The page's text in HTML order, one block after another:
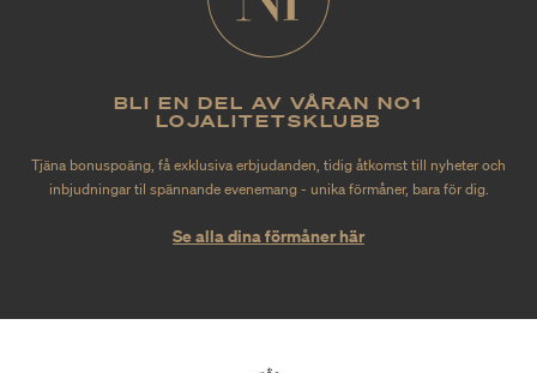
BLI EN DEL AV VÅRAN NO1
LOJALITETSKLUBB
Tjäna bonuspoäng, få exklusiva erbjudanden, tidig åtkomst till nyheter och
inbjudningar til spännande evenemang - unika förmåner, bara för dig.
Se alla dina förmåner här